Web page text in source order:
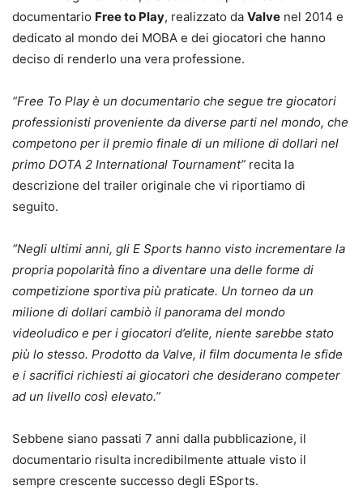
documentario Free to Play, realizzato da Valve nel 2014 e
dedicato al mondo dei MOBA e dei giocatori che hanno
deciso di renderlo una vera professione.
“Free To Play è un documentario che segue tre giocatori
professionisti proveniente da diverse parti nel mondo, che
competono per il premio finale di un milione di dollari nel
primo DOTA 2 International Tournament” recita la
descrizione del trailer originale che vi riportiamo di
seguito.
“Negli ultimi anni, gli E Sports hanno visto incrementare la
propria popolarità fino a diventare una delle forme di
competizione sportiva più praticate. Un torneo da un
milione di dollari cambiò il panorama del mondo
videoludico e per i giocatori d’elite, niente sarebbe stato
più lo stesso. Prodotto da Valve, il film documenta le sfide
e i sacrifici richiesti ai giocatori che desiderano competer
ad un livello così elevato.”
Sebbene siano passati 7 anni dalla pubblicazione, il
documentario risulta incredibilmente attuale visto il
sempre crescente successo degli ESports.